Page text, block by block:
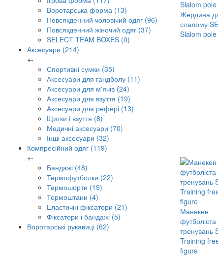
Воротарська форма (13)
Повсякденний чоловічий одяг (96)
Повсякденний жіночий одяг (37)
SELECT TEAM BOXES (0)
Аксесуари (214)
+-
Спортивні сумки (35)
Аксесуари для гандболу (11)
Аксесуари для м'ячів (24)
Аксесуари для взуття (19)
Аксесуари для рефері (13)
Щитки і взуття (8)
Медичні аксесуари (70)
Інші аксесуари (32)
Компресійний одяг (119)
+-
Бандажі (48)
Термофутболки (22)
Термошорти (19)
Термоштани (4)
Еластичні фіксатори (21)
Фіксатори і бандажі (5)
Воротарські рукавиці (62)
Жердина
слалому
Slalom pole
Манекен
тренувань
Training
figure